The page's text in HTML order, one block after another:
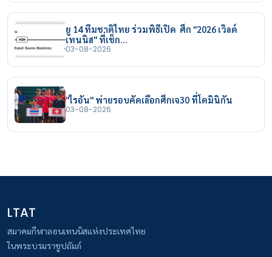
ยู 14 ทีมชาติไทย ร่วมพิธีเปิด ศึก "2026 เวิลด์
เทนนิส" ที่เช็ก…
03-08-2026
"ไรอัน" พ่ายรอบคัดเลือกศึกเจ30 ที่โดมินิกัน
03-08-2026
LTAT
สมาคมกีฬาลอนเทนนิสแห่งประเทศไทย
ในพระบรมราชูปถัมภ์